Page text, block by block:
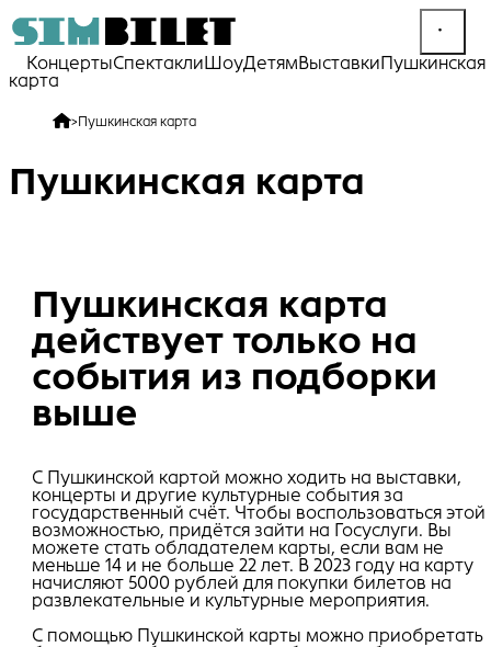
КонцертыСпектакли ШоуДетямВыставкиПушкинская
карта
>Пушкинская карта
Пушкинская карта
Пушкинская карта
действует только на
события из подборки
выше
С Пушкинской картой можно ходить на выставки,
концерты и другие культурные события за
государственный счёт. Чтобы воспользоваться этой
возможностью, придётся зайти на Госуслуги. Вы
можете стать обладателем карты, если вам не
меньше 14 и не больше 22 лет. В 2023 году на карту
начисляют 5000 рублей для покупки билетов на
развлекательные и культурные мероприятия.
С помощью Пушкинской карты можно приобретать